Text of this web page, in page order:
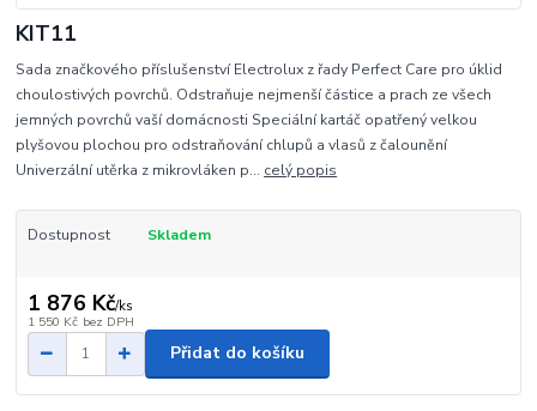
KIT11
Sada značkového příslušenství Electrolux z řady Perfect Care pro úklid
choulostivých povrchů. Odstraňuje nejmenší částice a prach ze všech
jemných povrchů vaší domácnosti Speciální kartáč opatřený velkou
plyšovou plochou pro odstraňování chlupů a vlasů z čalounění
Univerzální utěrka z mikrovláken p... celý popis
Dostupnost Skladem
1 876 Kč/ks
1 550 Kč bez DPH
Přidat do košíku